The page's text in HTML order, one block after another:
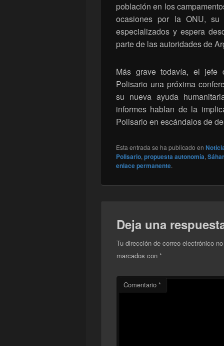
población en los
ocasiones por la ONU, su
especializados y espera
parte de las autoridades de
Más grave todavía, el
Polisario una próxima
su nueva ayuda
informes hablan de la
Polisario en escándalos de
Esta entrada se ha publicado en
Polisario, propuesta autonomía,
enlace permanente.
Deja una
Tu dirección de correo electrónico
marcados con *
Comentario *